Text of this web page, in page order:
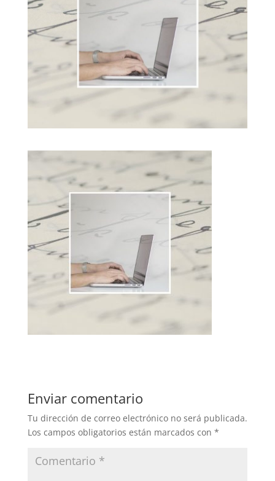
Enviar comentario
Tu dirección de correo electrónico no será publicada.
Los campos obligatorios están marcados con *